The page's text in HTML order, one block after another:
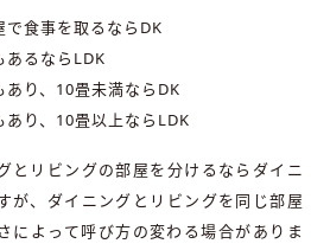
で食事を取るならDK
あるならLDK
あり、10畳未満ならDK
あり、10畳以上ならLDK
とリビングの部屋を分けるならダイニ
が、ダイニングとリビングを同じ部屋
によって呼び方の変わる場合がありま